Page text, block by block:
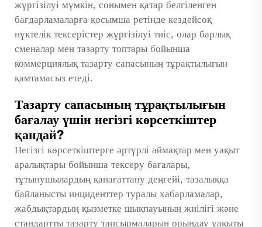
жүргізілуі мүмкін, сонымен қатар белгіленген
бағдарламаларға қосымша ретінде кездейсоқ
нүктелік тексерістер жүргізілуі тиіс, олар барлық
сменалар мен тазарту топтары бойынша
коммерциялық тазарту сапасының тұрақтылығын
қамтамасыз етеді.
Тазарту сапасының тұрақтылығын
бағалау үшін негізгі көрсеткіштер
қандай?
Негізгі көрсеткіштерге әртүрлі аймақтар мен уақыт
аралықтары бойынша тексеру бағалары,
тұтынушылардың қанағаттану деңгейі, тазалыққа
байланысты инциденттер туралы хабарламалар,
жабдықтардың қызметке шықпауының жиілігі және
стандартты тазарту тапсырмаларын орындау уақыты